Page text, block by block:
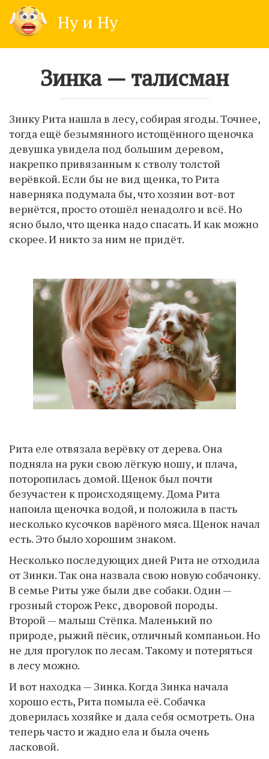
content
Ну и Ну
Зинка — талисман
Зинку Рита нашла в лесу, собирая ягоды. Точнее,
тогда ещё безымянного истощённого щеночка
девушка увидела под большим деревом,
накрепко привязанным к стволу толстой
верёвкой. Если бы не вид щенка, то Рита
наверняка подумала бы, что хозяин вот-вот
вернётся, просто отошёл ненадолго и всё. Но
ясно было, что щенка надо спасать. И как можно
скорее. И никто за ним не придёт.
Рита еле отвязала верёвку от дерева. Она
подняла на руки свою лёгкую ношу, и плача,
поторопилась домой. Щенок был почти
безучастен к происходящему. Дома Рита
напоила щеночка водой, и положила в пасть
несколько кусочков варёного мяса. Щенок начал
есть. Это было хорошим знаком.
Несколько последующих дней Рита не отходила
от Зинки. Так она назвала свою новую собачонку.
В семье Риты уже были две собаки. Один —
грозный сторож Рекс, дворовой породы.
Второй — малыш Стёпка. Маленький по
природе, рыжий пёсик, отличный компаньон. Но
не для прогулок по лесам. Такому и потеряться
в лесу можно.
И вот находка — Зинка. Когда Зинка начала
хорошо есть, Рита помыла её. Собачка
доверилась хозяйке и дала себя осмотреть. Она
теперь часто и жадно ела и была очень
ласковой.